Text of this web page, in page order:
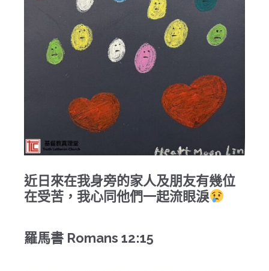
近日來在我身旁的家人及朋友有幾位
在受苦，我心同他們一起流眼淚
羅馬書 Romans 12:15